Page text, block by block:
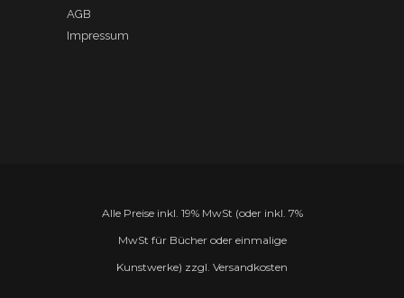
AGB
Impressum
Alle Preise inkl. 19% MwSt (oder inkl. 7%
MwSt für Bücher oder einmalige
Kunstwerke) zzgl. Versandkosten